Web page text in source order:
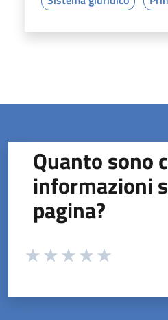
Quanto sono
informazioni
pagina?
Valuta da 1 a 5 stelle la pagina